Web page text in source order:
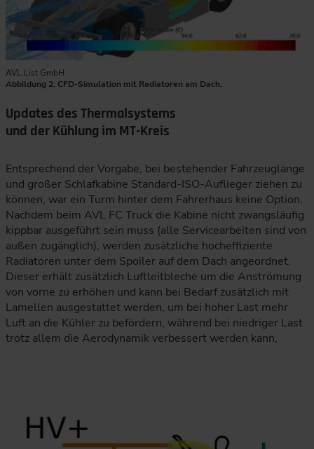
AVL.List GmbH
Abbildung 2: CFD-Simulation mit Radiatoren am Dach.
Updates des Thermalsystems
und der Kühlung im MT-Kreis
Entsprechend der Vorgabe, bei bestehender Fahrzeuglänge
und großer Schlafkabine Standard-ISO-Auflieger ziehen zu
können, war ein Turm hinter dem Fahrerhaus keine Option.
Nachdem beim AVL FC Truck die Kabine nicht zwangsläufig
kippbar ausgeführt sein muss (alle Servicearbeiten sind von
außen zugänglich), werden zusätzliche hocheffiziente
Radiatoren unter dem Spoiler auf dem Dach angeordnet.
Dieser erhält zusätzlich Luftleitbleche um die Anströmung
von vorne zu erhöhen und kann bei Bedarf zusätzlich mit
Lamellen ausgestattet werden, um bei hoher Last mehr
Luft an die Kühler zu befördern, während bei niedriger Last
trotz allem die Aerodynamik verbessert werden kann,